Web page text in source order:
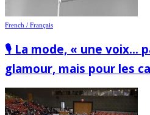
French / Français
🎙️ La mode, « une voix…
glamour, mais pour les